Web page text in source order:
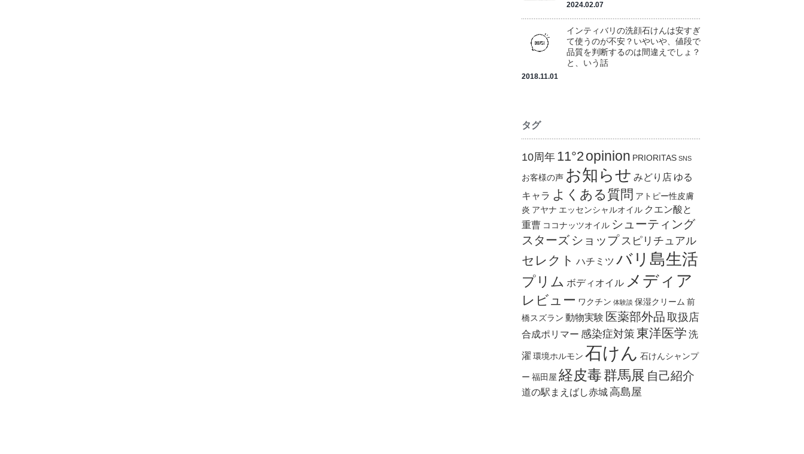
2024.02.07
インティバリの洗顔石けんは安すぎ
て使うのが不安？いやいや、値段で
品質を判断するのは間違えでしょ？
と、いう話
2018.11.01
タグ
10周年 11°2opinion PRIORITAS SNS
お客様の声 お知らせ みどり店 ゆる
キャラ よくある質問 アトピー性皮膚
炎 アヤナ エッセンシャルオイル クエン酸と
重曹 ココナッツオイル シューティング
スターズ ショップ スピリチュアル
セレクト ハチミツ バリ島生活
プリム ボディオイル メディア
レビュー ワクチン 体験談 保湿クリーム 前
橋スズラン 動物実験 医薬部外品 取扱店
合成ポリマー 感染症対策 東洋医学 洗
濯 環境ホルモン 石けん 石けんシャンプ
ー 福田屋 経皮毒群馬展 自己紹介
道の駅まえばし赤城 高島屋